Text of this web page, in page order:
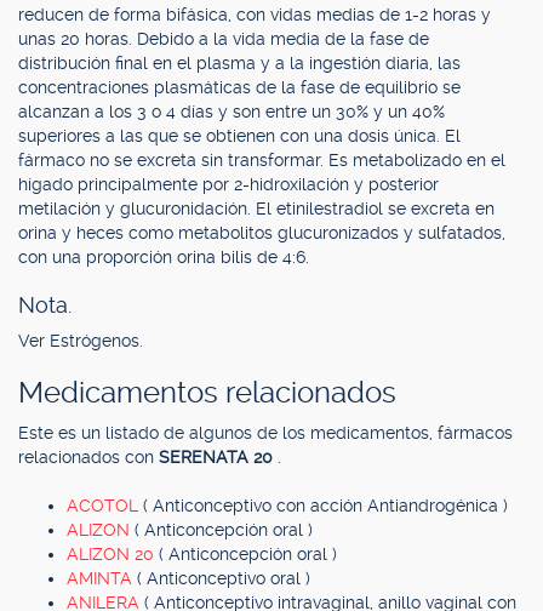
reducen de forma bifásica, con vidas medias de 1-2 horas y
unas 20 horas. Debido a la vida media de la fase de
distribución final en el plasma y a la ingestión diaria, las
concentraciones plasmáticas de la fase de equilibrio se
alcanzan a los 3 o 4 días y son entre un 30% y un 40%
superiores a las que se obtienen con una dosis única. El
fármaco no se excreta sin transformar. Es metabolizado en el
hígado principalmente por 2-hidroxilación y posterior
metilación y glucuronidación. El etinilestradiol se excreta en
orina y heces como metabolitos glucuronizados y sulfatados,
con una proporción orina bilis de 4:6.
Nota.
Ver Estrógenos.
Medicamentos relacionados
Este es un listado de algunos de los medicamentos, fármacos
relacionados con SERENATA 20
ACOTOL ( Anticonceptivo con acción Antiandrogénica )
ALIZON ( Anticoncepción oral )
ALIZON 20 ( Anticoncepción oral )
AMINTA ( Anticonceptivo oral )
ANILERA ( Anticonceptivo intravaginal, anillo vaginal con